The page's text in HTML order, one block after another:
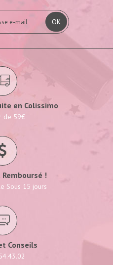
OK
en Colissimo
de 59€
!
Sous 15 jours
Conseils